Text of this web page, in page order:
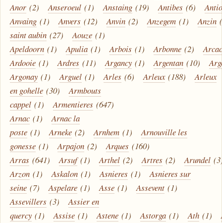
Anor (2) Anseroeul (1) Anstaing (19) Antibes (6)
Anvaing (1) Anvers (12) Anvin (2) Anzegem (1) Anzin
saint aubin (27) Aouze (1)
Apeldoorn (1) Apulia (1) Arbois (1) Arbonne (2)
Ardooie (1) Ardres (11) Argancy (1) Argentan (10)
Argonay (1) Arguel (1) Arles (6) Arleux (188)
Arleux
en gohelle (30)
Armbouts
cappel (1) Armentieres (647)
Arnac (1)
Arnac la
poste (1) Arneke (2) Arnhem (1)
Arnouville les
gonesse (1) Arpajon (2) Arques (160)
Arras (641) Arsuf (1) Arthel (2) Artres (2) Arundel
Arzon (1) Askalon (1) Asnieres (1)
Asnieres sur
seine (7) Aspelare (1) Asse (1) Assevent (1)
Assevillers (3)
Assier en
quercy (1) Assise (1) Astene (1) Astorga (1) Ath (1)